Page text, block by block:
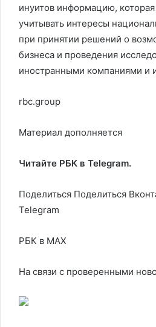
инуитов информацию,
учитывать интересы
при принятии решений о
бизнеса и проведения
иностранными компаниями и
rbc.group
Материал дополняется
Читайте РБК в Telegram.
Поделиться Поделиться
Telegram
РБК в MAX
На связи с проверенными